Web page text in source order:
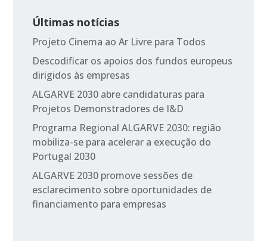
Últimas notícias
Projeto Cinema ao Ar Livre para Todos
Descodificar os apoios dos fundos europeus
dirigidos às empresas
ALGARVE 2030 abre candidaturas para
Projetos Demonstradores de I&D
Programa Regional ALGARVE 2030: região
mobiliza-se para acelerar a execução do
Portugal 2030
ALGARVE 2030 promove sessões de
esclarecimento sobre oportunidades de
financiamento para empresas